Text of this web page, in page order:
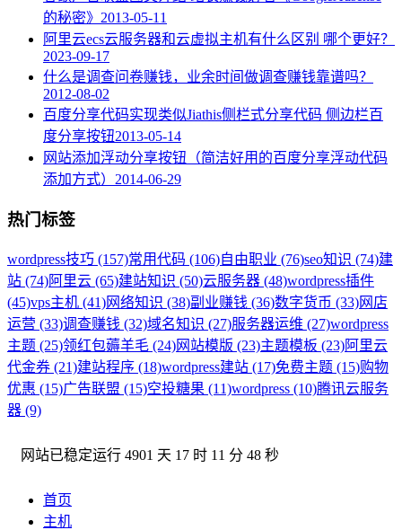
的秘密》 2013-05-11
阿里云ecs云服务器和云虚拟主机有什么区别 哪个更好？
2023-09-17
什么是调查问卷赚钱，业余时间做调查赚钱靠谱吗？
2012-08-02
百度分享代码实现类似Jiathis侧栏式分享代码 侧边栏百
度分享按钮2013-05-14
网站添加浮动分享按钮（简洁好用的百度分享浮动代码
添加方式） 2014-06-29
热门标签
wordpress技巧 (157)常用代码 (106)自由职业 (76)seo知识 (74)建
站 (74)阿里云 (65)建站知识 (50)云服务器 (48)wordpress插件
(45)vps主机 (41)网络知识 (38)副业赚钱 (36)数字货币 (33)网店
运营 (33)调查赚钱 (32)域名知识 (27)服务器运维 (27)wordpress
主题 (25)领红包薅羊毛 (24)网站模版 (23)主题模板 (23)阿里云
代金券 (21)建站程序 (18)wordpress建站 (17)免费主题 (15)购物
优惠 (15)广告联盟 (15)空投糖果 (11)wordpress (10)腾讯云服务
器 (9)
网站已稳定运行 4901 天 17 时 11 分 48 秒
首页
主机